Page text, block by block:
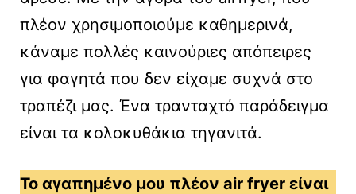
πλέον χρησιμοποιούμε καθημερινά,
κάναμε πολλές καινούριες απόπειρες
για φαγητά που δεν είχαμε συχνά στο
τραπέζι μας. Ένα τρανταχτό παράδειγμα
είναι τα κολοκυθάκια τηγανιτά.
Το αγαπημένο μου πλέον air fryer είναι